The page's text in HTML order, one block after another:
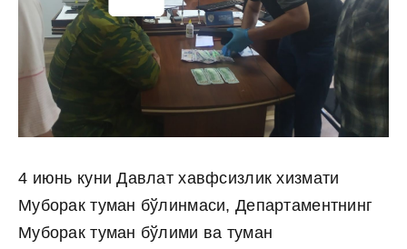
4 июнь куни Давлат хавфсизлик хизмати
Муборак туман бўлинмаси, Департаментнинг
Муборак туман бўлими ва туман